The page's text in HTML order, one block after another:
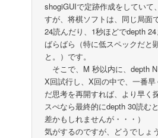
shogiGUIで定跡作成をしていて
すが、将棋ソフトは、同じ局面
24読んだり、1秒ほどでdepth 24
ばらばら（特に低スペックだと
と。）です。
そこで、M 秒以内に、depth N
X回試行し、X回の中で、一番
だ思考を再開すれば、より早く
スぺなら最終的にdepth 30読む
差かもしれませんが・・・）
気がするのですが、どうでしょ